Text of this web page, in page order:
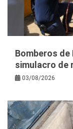
Bomberos
simulacro de
03/08/2026